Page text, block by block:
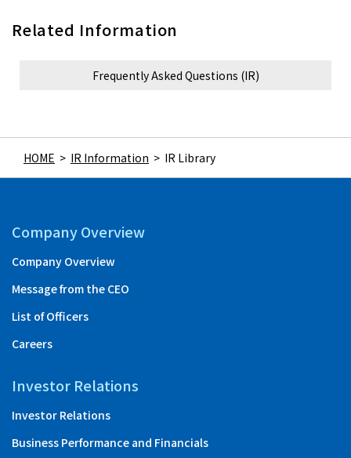
Related Information
Frequently Asked Questions (IR)
HOME > IR Information > IR Library
Company Overview
Company Overview
Message from the CEO
List of Officers
Careers
Investor Relations
Investor Relations
Business Performance and Financials